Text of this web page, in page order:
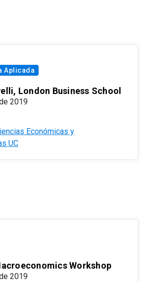
Aplicada
London Business School
2019
Económicas y
UC
Workshop
2019